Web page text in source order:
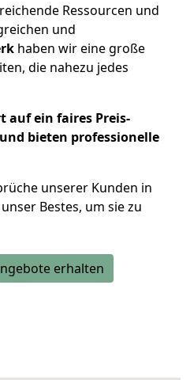
Ressourcen und
und
haben wir eine große
die nahezu jedes
auf ein faires Preis-
bieten professionelle
unserer Kunden in
Bestes, um sie zu
erhalten